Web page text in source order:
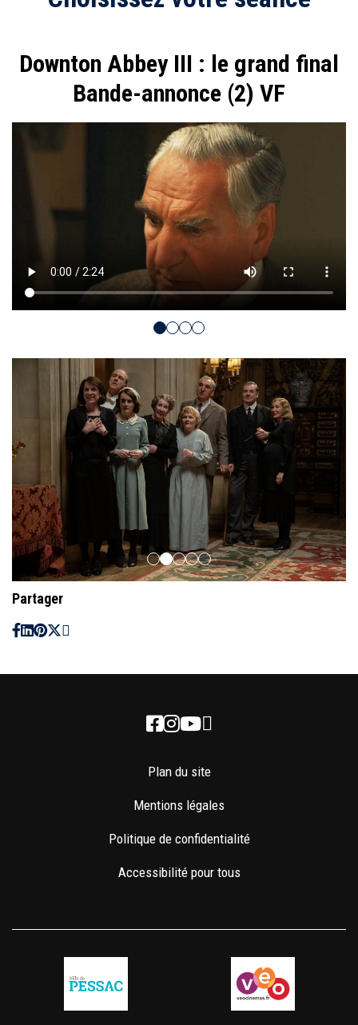
Downton Abbey III : le grand final
Bande-annonce (2) VF
Partager
Facebook
Instagram
Youtube
Newsletter
Plan du site
Mentions légales
Politique de confidentialité
Accessibilité pour tous